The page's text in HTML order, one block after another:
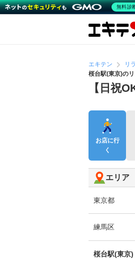
エキテン リ
桜台駅(東京)の
【日祝
お店に行
く
エリア
東京都
練馬区
桜台駅(東京)
無料診